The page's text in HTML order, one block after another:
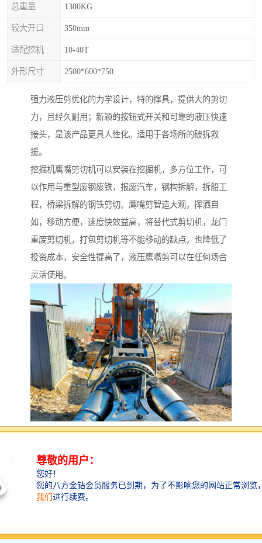
总重量 1300KG
较大开口 350mm
适配挖机 10-40T
外形尺寸 2500*600*750
强力液压剪优化的力学设计，特的撑具，提供大的剪切
力，且经久耐用；新颖的按钮式开关和可靠的液压快速
接头，是该产品更具人性化。适用于各场所的破拆救
援。
挖掘机鹰嘴剪切机可以安装在挖掘机，多方位工作，可
以作用与重型废钢废铁，报废汽车，钢构拆解，拆船工
程，桥梁拆解的钢铁剪切。鹰嘴剪智造大观，挥洒自
如，移动方便，速度快效益高，将替代式剪切机，龙门
重废剪切机，打包剪切机等不能移动的缺点，也降低了
投资成本，安全性提高了，液压鹰嘴剪可以在任何场合
灵活使用。